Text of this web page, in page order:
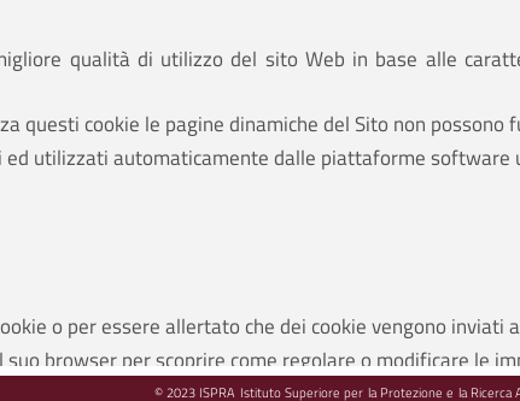
qualità di utilizzo del sito Web in base alle
questi cookie le pagine dinamiche del Sito non possono
ed utilizzati automaticamente dalle piattaforme software
o per essere allertato che dei cookie vengono inviati
browser per scoprire come regolare o modificare le
saranno bloccati e questo potrebbe causare
© 2023 ISPRA Istituto Superiore per la Protezione e la Ricerca